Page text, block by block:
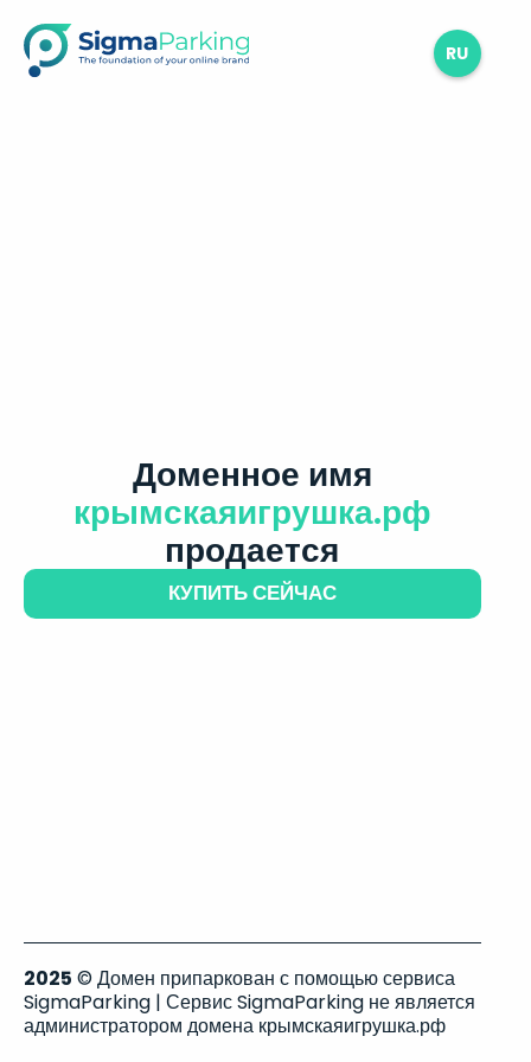
RU
Доменное имя
крымскаяигрушка.рф
продается
КУПИТЬ СЕЙЧАС
2025 © Домен припаркован с помощью сервиса
SigmaParking | Сервис SigmaParking не является
администратором домена крымскаяигрушка.рф